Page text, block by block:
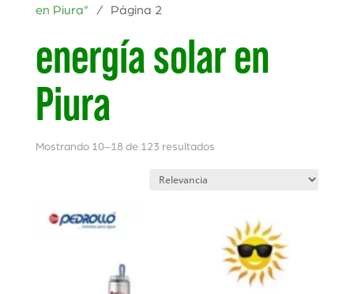
en Piura” / Página 2
energía solar en
Piura
Mostrando 10–18 de 123 resultados